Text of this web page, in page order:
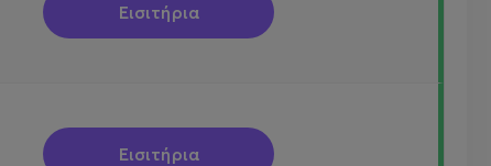
Εισιτήρια
Εισιτήρια